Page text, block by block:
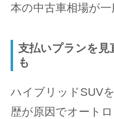
本の中古車相場が
支払いプランを見
も
ハイブリッドSUV
歴が原因でオート